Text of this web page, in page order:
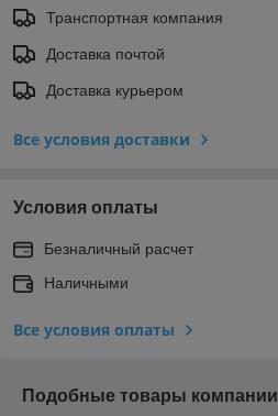
Транспортная компания
Доставка почтой
Доставка курьером
Все условия доставки
Условия оплаты
Безналичный расчет
Наличными
Все условия оплаты
Подобные товары компании